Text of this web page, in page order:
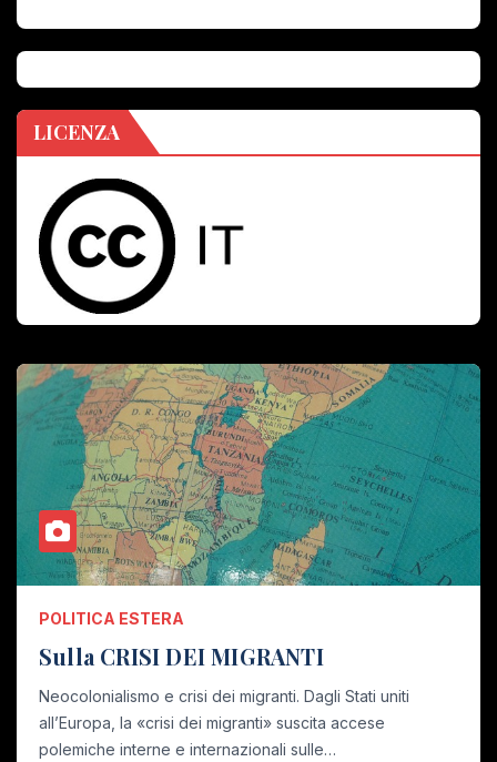
LICENZA
POLITICA ESTERA
Sulla CRISI DEI MIGRANTI
Neocolonialismo e crisi dei migranti. Dagli Stati uniti
all’Europa, la «crisi dei migranti» suscita accese
polemiche interne e internazionali sulle…